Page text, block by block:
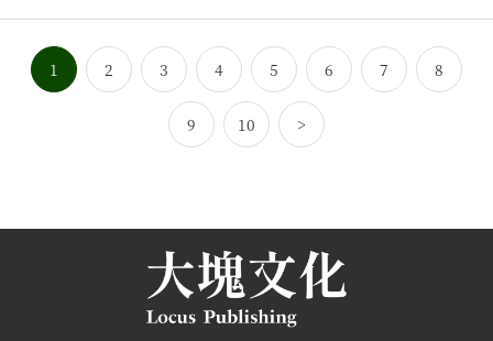
1 2 3 4 5 6 7 8
9 10 >